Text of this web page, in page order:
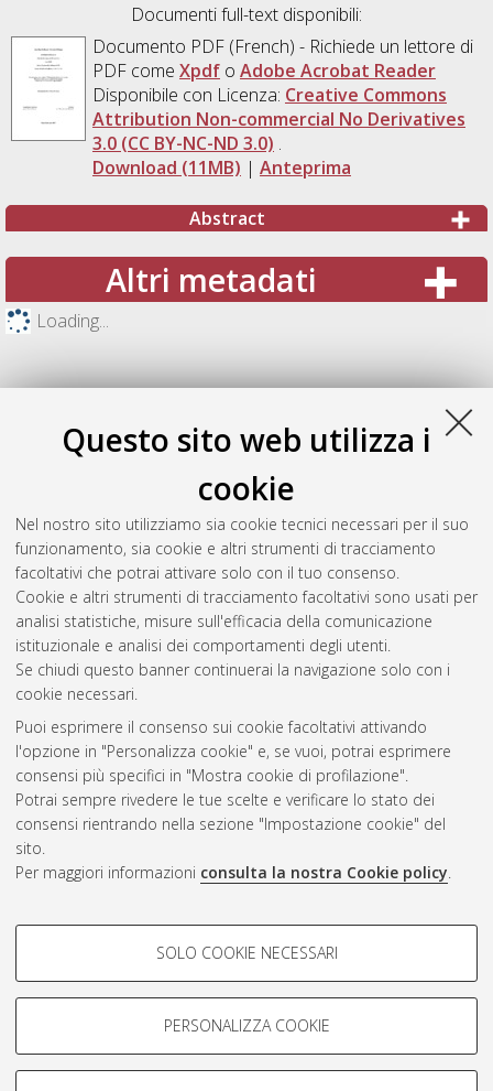
Questo sito web utilizza i
cookie
Nel nostro sito utilizziamo sia cookie tecnici necessari per il suo
funzionamento, sia cookie e altri strumenti di tracciamento
facoltativi che potrai attivare solo con il tuo consenso.
Cookie e altri strumenti di tracciamento facoltativi sono usati per
analisi statistiche, misure sull'efficacia della comunicazione
istituzionale e analisi dei comportamenti degli utenti.
Se chiudi questo banner continuerai la navigazione solo con i
cookie necessari.
Puoi esprimere il consenso sui cookie facoltativi attivando
l'opzione in "Personalizza cookie" e, se vuoi, potrai esprimere
consensi più specifici in "Mostra cookie di profilazione".
Potrai sempre rivedere le tue scelte e verificare lo stato dei
consensi rientrando nella sezione "Impostazione cookie" del
sito.
Per maggiori informazioni consulta la nostra Cookie policy.
COOKIE DI PROFILAZIONE -
Si tratta di cookie utilizzati per analizzare le caratteristiche della
navigazione degli utenti, creare profili in base al loro comportamento
Mostra cookie di profilazione
SOLO COOKIE NECESSARI
PERSONALIZZA COOKIE
Documenti full-text disponibili:
Documento PDF(French) - Richiede un lettore di
PDF come Xpdfo Adobe Acrobat Reader
Disponibile con Licenza: Creative Commons
Attribution Non-commercial No Derivatives
3.0 (CC BY-NC-ND 3.0) .
Download (11MB) | Anteprima
Abstract
Altri metadati
Loading...
Gestione del documento:
Atom
Rss 1.0
Rss 2.0
ISSN: 2038-7946
Impostazioni Cookie
Informativa sulla privacy
Condizioni d’uso del sito